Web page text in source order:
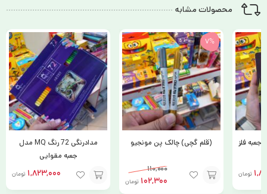
محصولات مشابه
مدادرنگی 72 رنگ MQ مدل
1,823,000
مداد نوکی تست زنی Baile
179,000 تومان